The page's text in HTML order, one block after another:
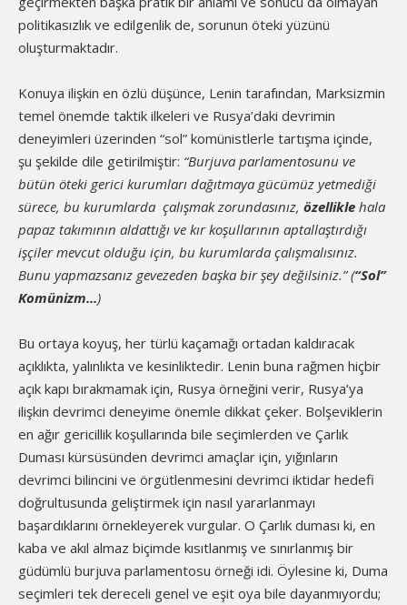
politikasızlık ve edilgenlik de, sorunun öteki yüzünü
oluşturmaktadır.
Konuya ilişkin en özlü düşünce, Lenin tarafından, Marksizmin
temel önemde taktik ilkeleri ve Rusya’daki devrimin
deneyimleri üzerinden “sol” komünistlerle tartışma içinde,
şu şekilde dile getirilmiştir: “Burjuva parlamentosunu ve
bütün öteki gerici kurumları dağıtmaya gücümüz yetmediği
sürece, bu kurumlarda çalışmak zorundasınız, özellikle hala
papaz takımının aldattığı ve kır koşullarının aptallaştırdığı
işçiler mevcut olduğu için, bu kurumlarda çalışmalısınız.
Bunu yapmazsanız gevezeden başka bir şey değilsiniz.” (“Sol”
Komünizm...)
Bu ortaya koyuş, her türlü kaçamağı ortadan kaldıracak
açıklıkta, yalınlıkta ve kesinliktedir. Lenin buna rağmen hiçbir
açık kapı bırakmamak için, Rusya örneğini verir, Rusya’ya
ilişkin devrimci deneyime önemle dikkat çeker. Bolşeviklerin
en ağır gericillik koşullarında bile seçimlerden ve Çarlık
Duması kürsüsünden devrimci amaçlar için, yığınların
devrimci bilincini ve örgütlenmesini devrimci iktidar hedefi
doğrultusunda geliştirmek için nasıl yararlanmayı
başardıklarını örnekleyerek vurgular. O Çarlık duması ki, en
kaba ve akıl almaz biçimde kısıtlanmış ve sınırlanmış bir
güdümlü burjuva parlamentosu örneği idi. Öylesine ki, Duma
seçimleri tek dereceli genel ve eşit oya bile dayanmıyordu;